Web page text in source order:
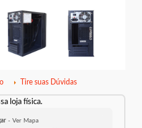
Tire suas Dúvidas
loja física.
- Ver Mapa